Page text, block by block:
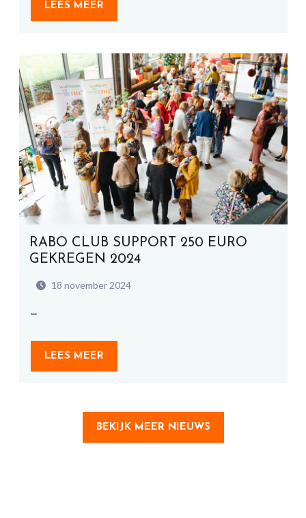
LEES MEER
RABO CLUB SUPPORT 250 EURO
GEKREGEN 2024
18 november 2024
...
LEES MEER
BEKIJK MEER NIEUWS